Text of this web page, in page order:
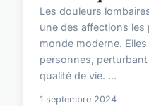
Les douleurs
une des affections
monde moderne.
personnes,
qualité de vie. ...
1 septembre 2024